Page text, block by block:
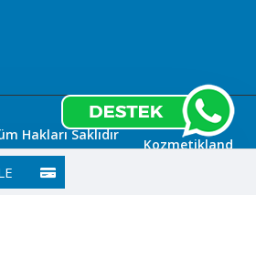
Hakları Saklıdır
Kozmetikland